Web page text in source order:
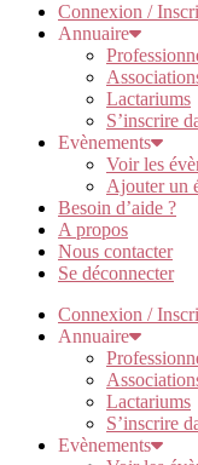
Connexion /
Annuaire
Lactariums
S’inscrire
Evènements
Voir les
Ajouter un
Besoin d’aide ?
A propos
Nous contacter
Se déconnecter
Connexion /
Annuaire
Lactariums
S’inscrire
Evènements